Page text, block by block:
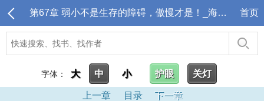
第67章 弱小不是生存的障碍，傲慢才是！_海贼：害怕世界不够暴力！ 首页
字体： 大 中 小 护眼 关灯
上一章 目录 下一章